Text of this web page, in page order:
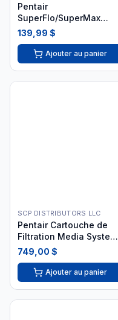
Pentair
SuperFlo/SuperMax
Câble Remplacement
Vitesse Variable 25'
139,99 $
Ajouter au panier
SCP DISTRIBUTORS LLC
Pentair Cartouche de
Filtration Media System
2 27002-0200S
749,00 $
Ajouter au panier